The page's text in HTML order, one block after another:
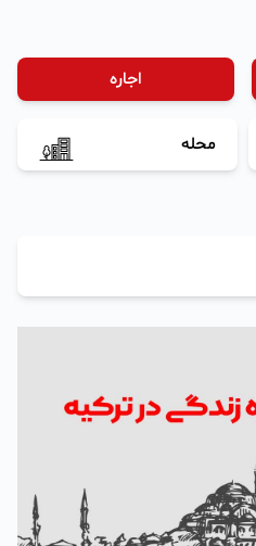
اجاره
محله